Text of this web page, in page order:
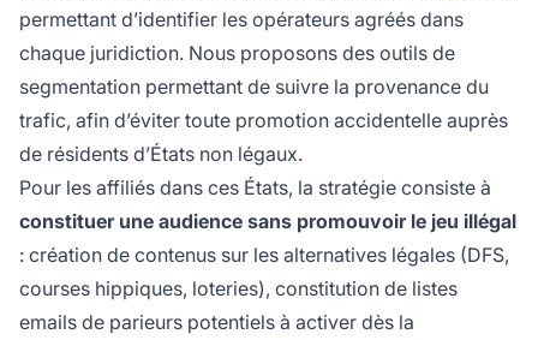
permettant d’identifier les opérateurs agréés dans
chaque juridiction. Nous proposons des outils de
segmentation permettant de suivre la provenance du
trafic, afin d’éviter toute promotion accidentelle auprès
de résidents d’États non légaux.
Pour les affiliés dans ces États, la stratégie consiste à
constituer une audience sans promouvoir le jeu illégal
: création de contenus sur les alternatives légales (DFS,
courses hippiques, loteries), constitution de listes
emails de parieurs potentiels à activer dès la